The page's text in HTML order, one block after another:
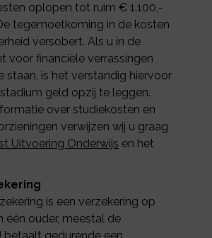
oplopen tot ruim € 1.100,-
tegemoetkoming in de kosten
versobert. Als u in de
voor financiële verrassingen
staan, is het verstandig hiervoor
geld opzij te leggen.
over studiekosten en
verwijzen wij u graag
Uitvoering Onderwijs en het
is een verzekering op
één ouder, meestal de